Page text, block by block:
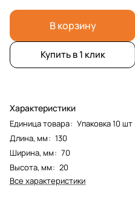
В корзину
Купить в 1 клик
Характеристики
Единица товара: Упаковка 10 шт
Длина, мм: 130
Ширина, мм: 70
Высота, мм: 20
Все характеристики